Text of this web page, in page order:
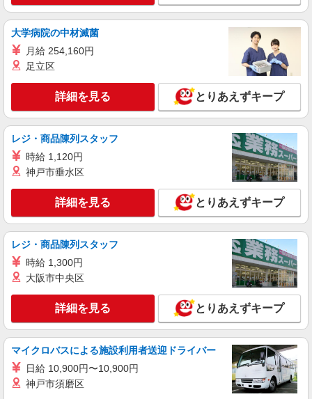
手当 〇早朝7:00〜8:00/夜間18:00〜20:00は時給
キープ 詳細を見る
パート
パナソニック エイジフリーハウス枚方牧野
介護職／サ高住／小規模多機能事業所／パート
時給1,231円〜1,295円 ※経験・能力・資格等
による 社会福祉士・介護福祉士 時給1,295円 その
他資格 時給1,231円 ※一律処遇改善加算含む 〇時
間外勤務手当 〇土日祝勤務手当 〇夜勤手当 〇深
夜勤務手当 〇年末年始勤務手当 〇早朝7:00〜
8:00/夜間18:00〜20:00は時給25％UP
パナソニック エイジフリーハウス枚方牧野 大
阪府枚方市宇山町35番26号
キープ 詳細を見る
パナソニック エイジフリーハウス枚方香里
介護職／サービス付き高齢者向け住宅／夜勤専
従／パート
時給1,231円〜1,295円 ※経験・能力・資格等
による 社会福祉士・介護福祉士 時給1,295円 その
他資格 時給1,231円 ※一律処遇改善加算含む 〇時
間外勤務手当 〇土日祝勤務手当 〇夜勤手当 〇年
パナソニック エイジフリーハウス枚方香里 大
阪府枚方市東中振1-63-25
キープ 詳細を見る
大学病院の中材滅菌
月給 254,160円
足立区
詳細を見る とりあえずキープ
レジ・商品陳列スタッフ
時給 1,120円
神戸市垂水区
詳細を見る とりあえずキープ
レジ・商品陳列スタッフ
時給 1,300円
大阪市中央区
詳細を見る とりあえずキープ
マイクロバスによる施設利用者送迎ドライバー
日給 10,900円〜10,900円
神戸市須磨区